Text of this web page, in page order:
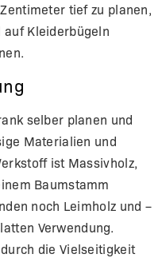
tief zu planen,
Kleiderbügeln
selber planen und
Materialien und
ist Massivholz,
Baumstamm
noch Leimholz und –
Verwendung.
die Vielseitigkeit